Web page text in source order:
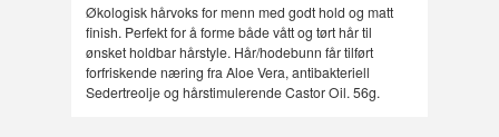
Økologisk hårvoks for menn med godt hold og matt
finish. Perfekt for å forme både vått og tørt hår til
ønsket holdbar hårstyle. Hår/hodebunn får tilført
forfriskende næring fra Aloe Vera, antibakteriell
Sedertreolje og hårstimulerende Castor Oil. 56g.